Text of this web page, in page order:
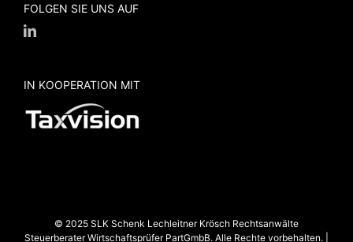
FOLGEN SIE UNS AUF
IN KOOPERATION MIT
© 2025 SLK Schenk Lechleitner Krösch Rechtsanwälte
Steuerberater Wirtschaftsprüfer PartGmbB. Alle Rechte vorbehalten. |